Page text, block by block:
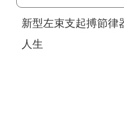
新型左束支起搏節律
人生